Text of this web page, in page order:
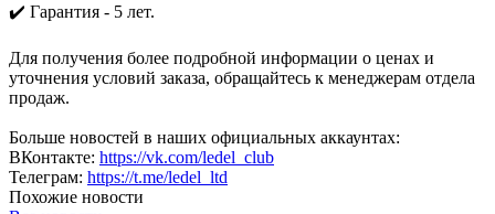
✔️ Гарантия - 5 лет.
Для получения более подробной информации о ценах и
уточнения условий заказа, обращайтесь к менеджерам отдела
продаж.
Больше новостей в наших официальных аккаунтах:
ВКонтакте: https://vk.com/ledel_club
Телеграм: https://t.me/ledel_ltd
Похожие новости